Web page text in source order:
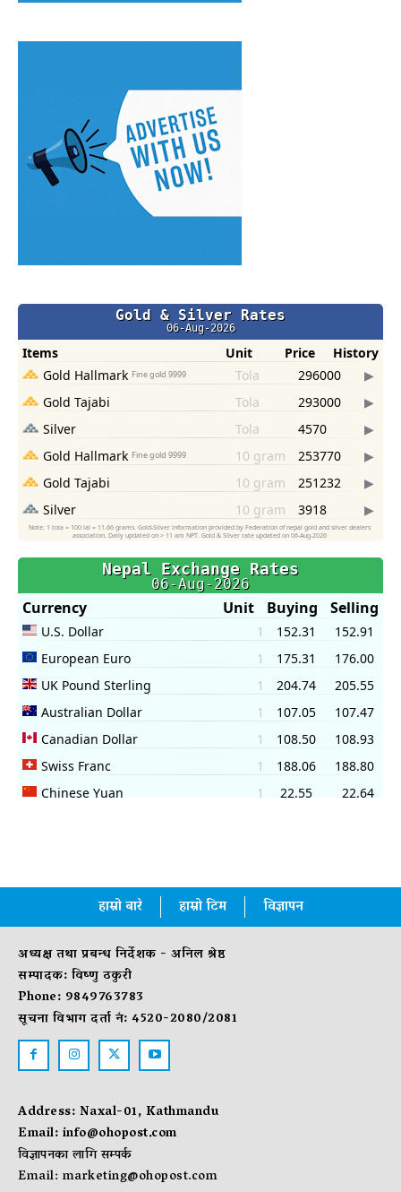
हाम्रो बारे हाम्रो टिम विज्ञापन
अध्यक्ष तथा प्रबन्ध निर्देशक - अनिल श्रेष्ठ
सम्पादक: विष्णु ठकुरी
Phone: 9849763783
सूचना विभाग दर्ता नं: 4520-2080/2081
Address: Naxal-01, Kathmandu
Email:info@ohopost.com
विज्ञापनका लागि सम्पर्क
Email:marketing@ohopost.com